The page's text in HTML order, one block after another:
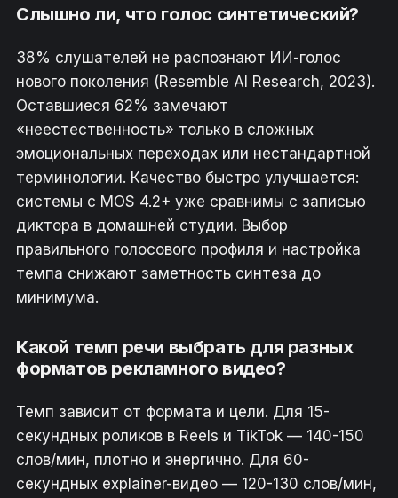
Слышно ли, что голос синтетический?
38% слушателей не распознают ИИ-голос
нового поколения (Resemble AI Research, 2023).
Оставшиеся 62% замечают
«неестественность» только в сложных
эмоциональных переходах или нестандартной
терминологии. Качество быстро улучшается:
системы с MOS 4.2+ уже сравнимы с записью
диктора в домашней студии. Выбор
правильного голосового профиля и настройка
темпа снижают заметность синтеза до
минимума.
Какой темп речи выбрать для разных
форматов рекламного видео?
Темп зависит от формата и цели. Для 15-
секундных роликов в Reels и TikTok — 140-150
слов/мин, плотно и энергично. Для 60-
секундных explainer-видео — 120-130 слов/мин,